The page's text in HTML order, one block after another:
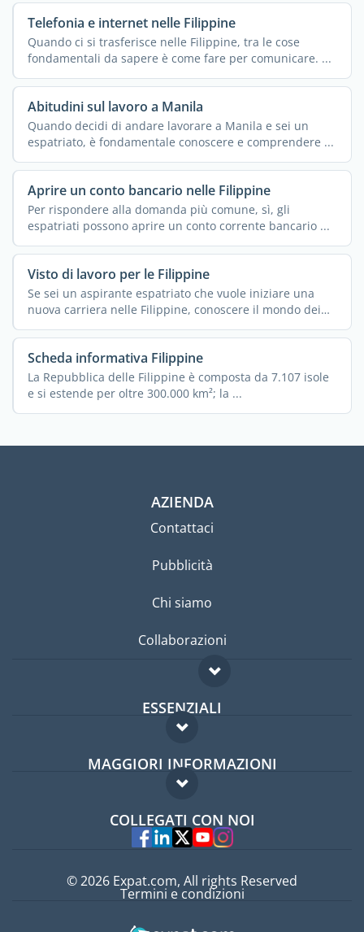
Telefonia e internet nelle Filippine
Quando ci si trasferisce nelle Filippine, tra le cose
fondamentali da sapere è come fare per comunicare. ...
Abitudini sul lavoro a Manila
Quando decidi di andare lavorare a Manila e sei un
espatriato, è fondamentale conoscere e comprendere ...
Aprire un conto bancario nelle Filippine
Per rispondere alla domanda più comune, sì, gli
espatriati possono aprire un conto corrente bancario ...
Visto di lavoro per le Filippine
Se sei un aspirante espatriato che vuole iniziare una
nuova carriera nelle Filippine, conoscere il mondo dei
visti ...
Scheda informativa Filippine
La Repubblica delle Filippine è composta da 7.107 isole
e si estende per oltre 300.000 km²; la ...
AZIENDA
Contattaci
Pubblicità
Chi siamo
Collaborazioni
ESSENZIALI
Forum per expat
Guida per expat
MAGGIORI INFORMAZIONI
Domande frequenti
Esperti
COLLEGATI CON NOI
© 2026 Expat.com, All rights Reserved
Termini e condizioni